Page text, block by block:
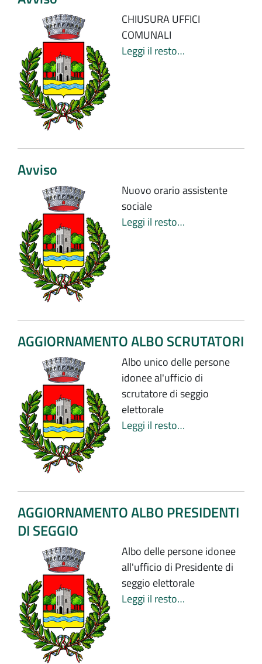
CHIUSURA UFFICI
COMUNALI
Leggi il resto…
Avviso
Nuovo orario assistente
sociale
Leggi il resto…
AGGIORNAMENTO ALBO SCRUTATORI
Albo unico delle persone
idonee al'ufficio di
scrutatore di seggio
elettorale
Leggi il resto…
AGGIORNAMENTO ALBO PRESIDENTI
DI SEGGIO
Albo delle persone idonee
all'ufficio di Presidente di
seggio elettorale
Leggi il resto…